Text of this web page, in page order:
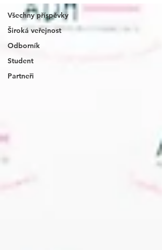
Všechny příspěvky
Široká veřejnost
Odborník
Student
Partneři